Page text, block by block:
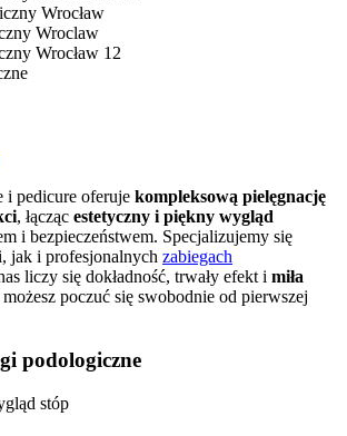
i pedicure oferuje kompleksową pielęgnację
, łącząc estetyczny i piękny wygląd
i bezpieczeństwem. Specjalizujemy się
jak i profesjonalnych zabiegach
liczy się dokładność, trwały efekt i miła
poczuć się swobodnie od pierwszej
podologiczne
stóp